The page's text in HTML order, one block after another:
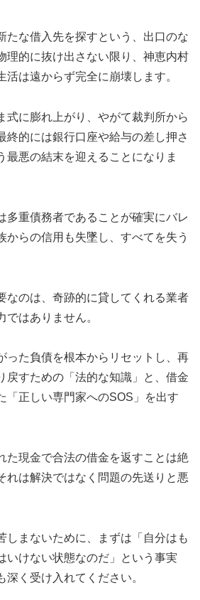
たな借入先を探すという、出口のな
理的に抜け出さない限り、神恵内村
活は遠からず完全に崩壊します。
式に膨れ上がり、やがて裁判所から
終的には銀行口座や給与の差し押さ
最悪の結末を迎えることになりま
多重債務者であることが確実にバレ
からの信用も失墜し、すべてを失う
なのは、奇跡的に貸してくれる業者
ではありません。
った負債を根本からリセットし、再
戻すための「法的な知識」と、借金
「正しい専門家へのSOS」を出す
た現金で合法の借金を返すことは絶
れは解決ではなく問題の先送りと悪
しまないために、まずは「自分はも
いけない状態なのだ」という事実
深く受け入れてください。